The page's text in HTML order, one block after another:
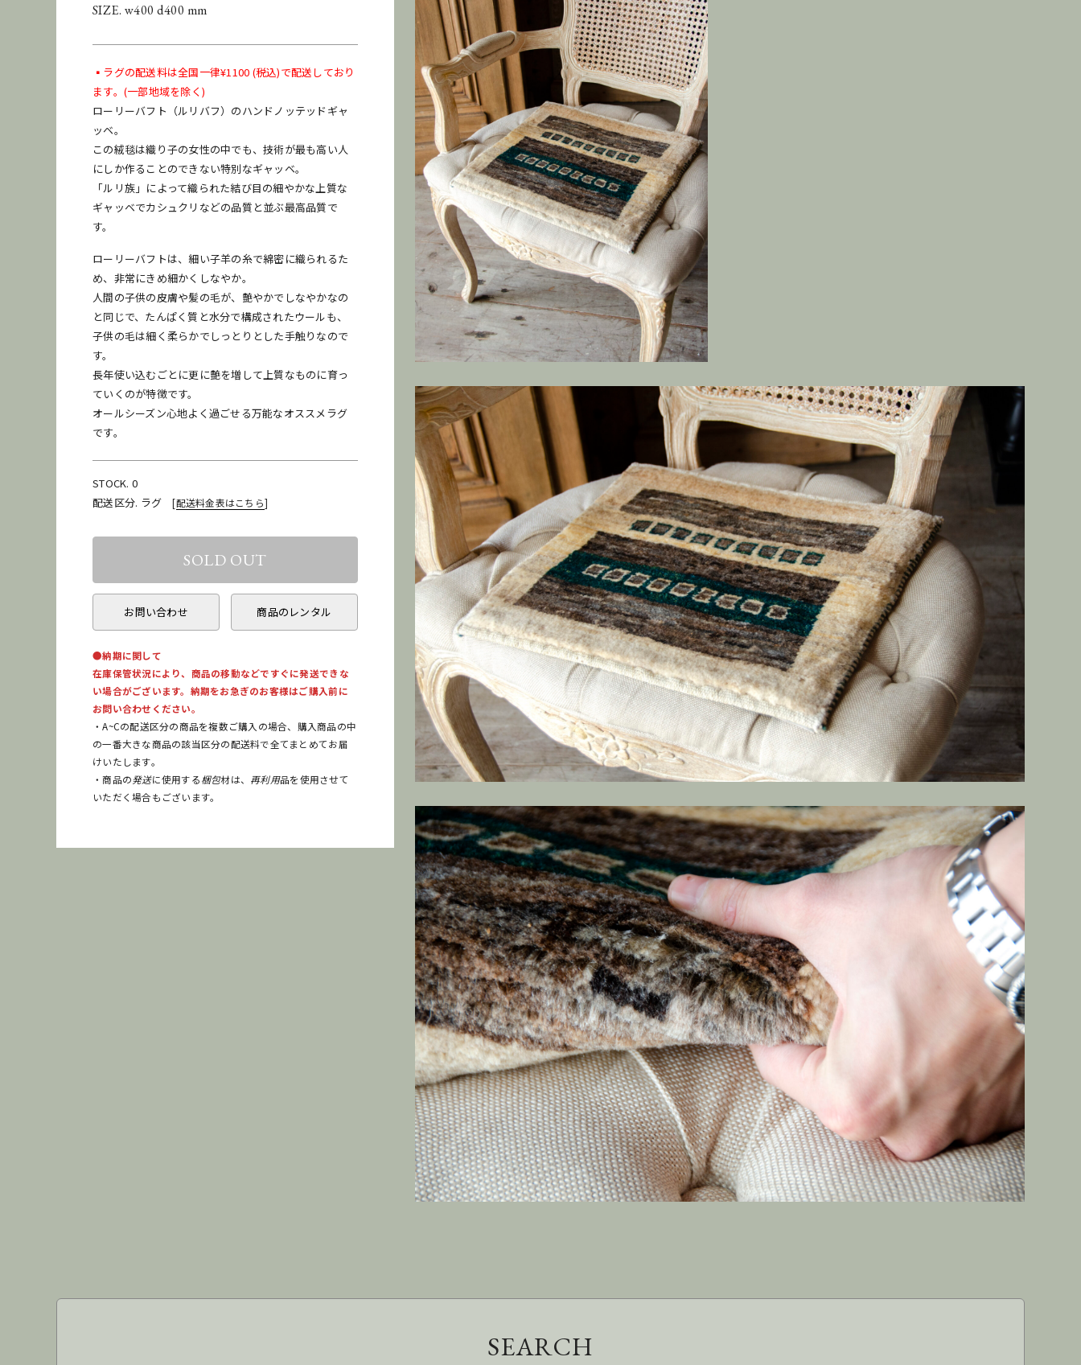
SIZE. w400 d400 mm
▪️ラグの配送料は全国一律¥1100 (税込)で配送しており
ます。(一部地域を除く)
ローリーバフト（ルリバフ）のハンドノッテッドギャ
ッベ。
この絨毯は織り子の女性の中でも、技術が最も高い人
にしか作ることのできない特別なギャッベ。
「ルリ族」によって織られた結び目の細やかな上質な
ギャッベでカシュクリなどの品質と並ぶ最高品質で
す。
ローリーバフトは、細い子羊の糸で綿密に織られるた
め、非常にきめ細かくしなやか。
人間の子供の皮膚や髪の毛が、艶やかでしなやかなの
と同じで、たんぱく質と水分で構成されたウールも、
子供の毛は細く柔らかでしっとりとした手触りなので
す。
長年使い込むごとに更に艶を増して上質なものに育っ
ていくのが特徴です。
オールシーズン心地よく過ごせる万能なオススメラグ
です。
STOCK. 0
配送区分. ラグ[配送料金表はこちら]
お問い合わせ 商品のレンタル
●納期に関して
在庫保管状況により、商品の移動などですぐに発送できな
い場合がございます。納期をお急ぎのお客様はご購入前に
お問い合わせください。
・A~Cの配送区分の商品を複数ご購入の場合、購入商品の中
の一番大きな商品の該当区分の配送料で全てまとめてお届
けいたします。
・商品の発送に使用する梱包材は、 再利用品を使用させて
いただく場合もございます。
[配送料金表はこちら
お問い合わせ 商品のレンタル
在庫保管状況により、商品の移動などですぐに発送できな
い場合がございます。納期をお急ぎのお客様はご購入前に
お問い合わせください。
発送 梱包 再利用
SEARCH